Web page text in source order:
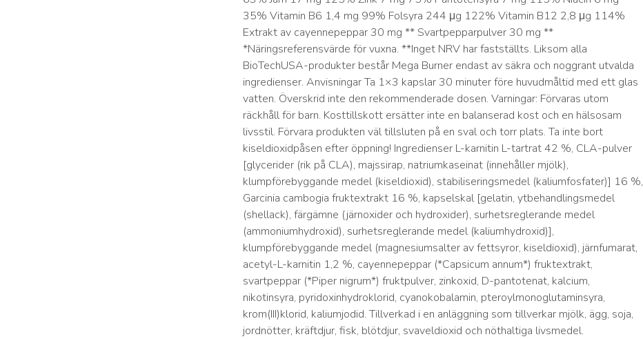
35% Vitamin B6 1,4 mg 99% Folsyra 244 μg 122% Vitamin B12 2,8 μg 114%
Extrakt av cayennepeppar 30 mg ** Svartpepparpulver 30 mg **
*Näringsreferensvärde för vuxna. **Inget NRV har fastställts. Liksom alla
BioTechUSA-produkter består Mega Burner endast av säkra och noggrant utvalda
ingredienser. Anvisningar Ta 1×3 kapslar 30 minuter före huvudmåltid med ett glas
vatten. Överskrid inte den rekommenderade dosen. Varningar: Förvaras utom
räckhåll för barn. Kosttillskott ersätter inte en balanserad kost och en hälsosam
livsstil. Förvara produkten väl tillsluten på en sval och torr plats. Ta inte bort
kiseldioxidpåsen efter öppning! Ingredienser L-karnitin L-tartrat 42 %, CLA-pulver
[glycerider (rik på CLA), majssirap, natriumkaseinat (innehåller mjölk),
klumpförebyggande medel (kiseldioxid), stabiliseringsmedel (kaliumfosfater)] 16 %,
Garcinia cambogia fruktextrakt 16 %, kapselskal [gelatin, ytbehandlingsmedel
(shellack), färgämne (järnoxider och hydroxider), surhetsreglerande medel
(ammoniumhydroxid), surhetsreglerande medel (kaliumhydroxid)],
klumpförebyggande medel (magnesiumsalter av fettsyror, kiseldioxid), järnfumarat,
acetyl-L-karnitin 1,2 %, cayennepeppar (*Capsicum annum*) fruktextrakt,
svartpeppar (*Piper nigrum*) fruktpulver, zinkoxid, D-pantotenat, kalcium,
nikotinsyra, pyridoxinhydroklorid, cyanokobalamin, pteroylmonoglutaminsyra,
krom(III)klorid, kaliumjodid. Tillverkad i en anläggning som tillverkar mjölk, ägg, soja,
jordnötter, kräftdjur, fisk, blötdjur, svaveldioxid och nöthaltiga livsmedel.